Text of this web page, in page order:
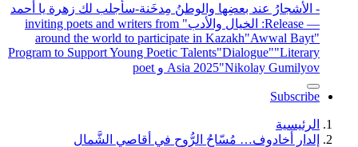
- الأشجارُ عند بعضِها والوطنُ مِدخَنة-سأجلب لك زهرة يا أحمد
— Release
: الخيال والأدب
" inviting poets and writers from
around the world to participate in Kazakh"Awwal Bayt"
Program to Support Young Poetic Talents"Dialogue""Literary
Asia 2025"Nikolay Gumilyov و poet
Subscribe
الرئيسية
إلدار أخادوف… مُسّاحُ الرُّوح في أقاصي الشَّمال